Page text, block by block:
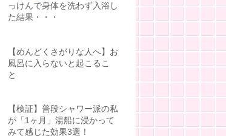
っけんで身体を洗わず入浴し
た結果・・・
【めんどくさがりな人へ】お
風呂に入らないと起こるこ
と
【検証】普段シャワー派の私
が「1ヶ月」湯船に浸かって
みて感じた効果3選！